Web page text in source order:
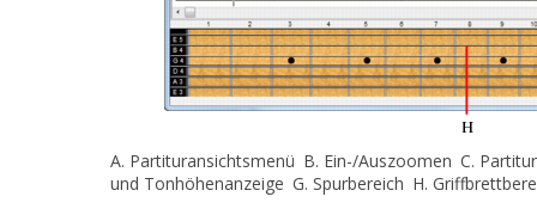
A. Partituransichtsmenü B. Ein-/Auszoomen C.
und Tonhöhenanzeige G. Spurbereich H.